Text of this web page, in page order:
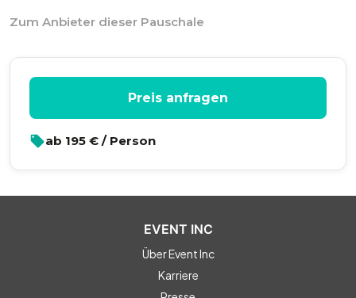
Zum Anbieter dieser Pauschale
Preis anfragen
ab 195 € / Person
EVENT INC
Über Event Inc
Karriere